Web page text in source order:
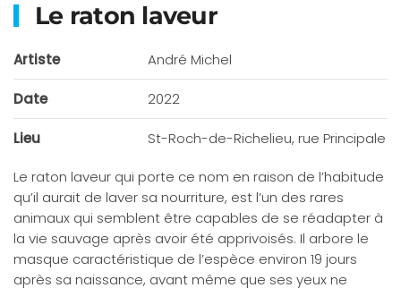
Le raton laveur
Artiste André Michel
Date 2022
Lieu St-Roch-de-Richelieu, rue Principale
Le raton laveur qui porte ce nom en raison de l’habitude
qu’il aurait de laver sa nourriture, est l’un des rares
animaux qui semblent être capables de se réadapter à
la vie sauvage après avoir été apprivoisés. Il arbore le
masque caractéristique de l’espèce environ 19 jours
après sa naissance, avant même que ses yeux ne